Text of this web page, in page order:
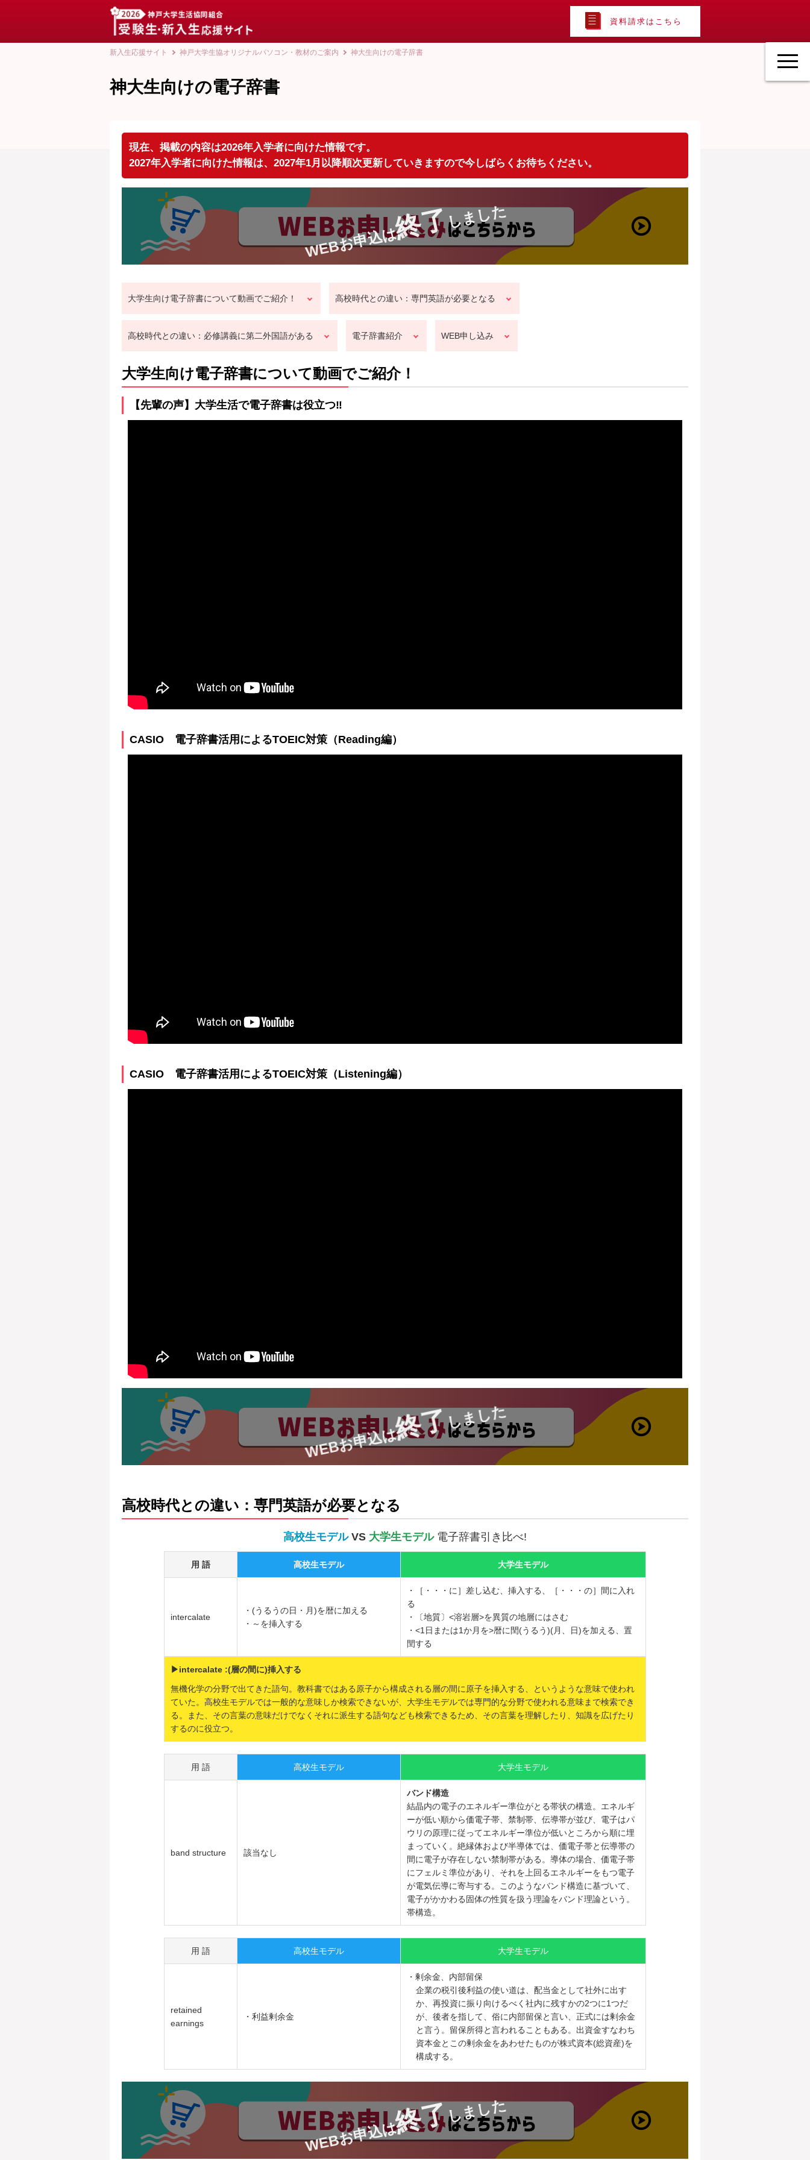
資料請求はこちら
新入生応援サイト 神戸大学生協オリジナルパソコン・教材のご案内 神大生向けの電子辞書
神大生向けの電子辞書
現在、掲載の内容は2026年入学者に向けた情報です。
2027年入学者に向けた情報は、2027年1月以降順次更新していきますので今しばらくお待ちください。
WEBお申込は終了しました
大学生向け電子辞書について動画でご紹介！ 高校時代との違い：専門英語が必要となる
高校時代との違い：必修講義に第二外国語がある 電子辞書紹介 WEB申し込み
大学生向け電子辞書について動画でご紹介！
【先輩の声】大学生活で電子辞書は役立つ‼︎
CASIO 電子辞書活用によるTOEIC対策（Reading編）
CASIO 電子辞書活用によるTOEIC対策（Listening編）
WEBお申込は終了しました
高校時代との違い：専門英語が必要となる
高校生モデルVS 大学生モデル電子辞書引き比べ!
用 語 高校生モデル 大学生モデル
intercalate
・(うるうの日・月)を暦に加える
・～を挿入する
・［・・・に］差し込む、挿入する、［・・・の］間に入れ
る
・〔地質〕<溶岩層>を異質の地層にはさむ
・<1日または1か月を>暦に閏(うるう)(月、日)を加える、置
閏する
▶intercalate :(層の間に)挿入する
無機化学の分野で出てきた語句。教科書ではある原子から構成される層の間に原子を挿入する、というような意味で使われ
ていた。高校生モデルでは一般的な意味しか検索できないが、大学生モデルでは専門的な分野で使われる意味まで検索でき
る。また、その言葉の意味だけでなくそれに派生する語句なども検索できるため、その言葉を理解したり、知識を広げたり
するのに役立つ。
用 語 高校生モデル 大学生モデル
band structure 該当なし
バンド構造
結晶内の電子のエネルギー準位がとる帯状の構造。エネルギ
ーが低い順から価電子帯、禁制帯、伝導帯が並び、電子はパ
ウリの原理に従ってエネルギー準位が低いところから順に埋
まっていく。絶縁体および半導体では、価電子帯と伝導帯の
間に電子が存在しない禁制帯がある。導体の場合、価電子帯
にフェルミ準位があり、それを上回るエネルギーをもつ電子
が電気伝導に寄与する。このようなバンド構造に基づいて、
電子がかかわる固体の性質を扱う理論をバンド理論という。
帯構造。
用 語 高校生モデル 大学生モデル
retained
earnings
・利益剰余金
・剰余金、内部留保
企業の税引後利益の使い道は、配当金として社外に出す
か、再投資に振り向けるべく社内に残すかの2つに1つだ
が、後者を指して、俗に内部留保と言い、正式には剰余金
と言う。留保所得と言われることもある。出資金すなわち
資本金とこの剰余金をあわせたものが株式資本(総資産)を
構成する。
WEBお申込は終了しました